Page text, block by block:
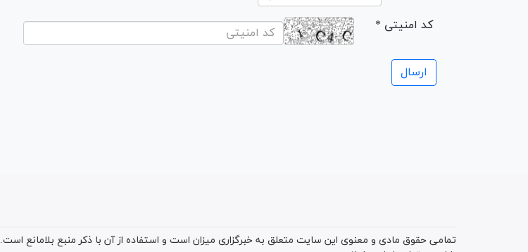
* کد امنیتی
تمامی حقوق مادی و معنوی این سایت متعلق به خبرگزاری میزان است و استفاده از آن با ذکر منبع بلامانع است.